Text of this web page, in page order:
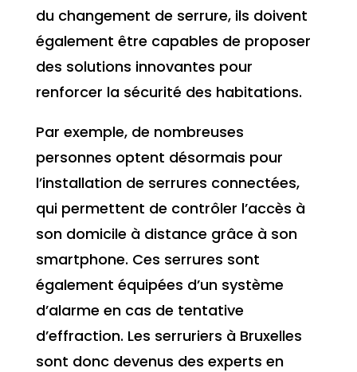
du changement de serrure, ils doivent
également être capables de proposer
des solutions innovantes pour
renforcer la sécurité des habitations.
Par exemple, de nombreuses
personnes optent désormais pour
l’installation de serrures connectées,
qui permettent de contrôler l’accès à
son domicile à distance grâce à son
smartphone. Ces serrures sont
également équipées d’un système
d’alarme en cas de tentative
d’effraction. Les serruriers à Bruxelles
sont donc devenus des experts en